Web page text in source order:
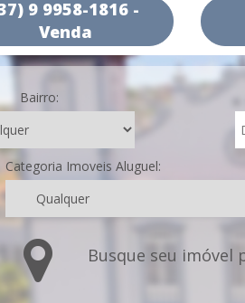
9 9958-1816 -
Venda
Bairro:
Categoria Imoveis Aluguel:
Busque seu imóvel